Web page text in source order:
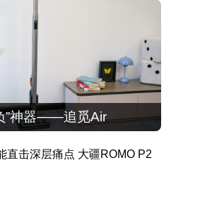
”神器——追觅Air
直击深层痛点 大疆ROMO P2